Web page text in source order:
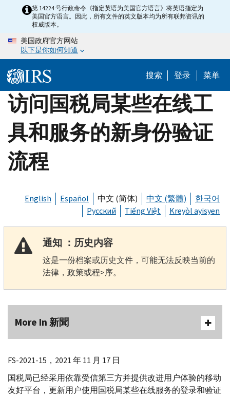
content
第 14224 号行政命令《指定英语为美国官方语言》将英语指定为
美国官方语言。因此，所有文件的英文版本均为所有联邦资讯的
权威版本。
美国政府官方网站
以下是你如何知道
搜索 登录 菜单
访问国税局某些在线工
具和服务的新身份验证
流程
English Español 中文 (简体) 中文 (繁體)
한국어
Русский
Tiếng Việt Kreyòl ayisyen
通知 ：历史内容
这是一份档案或历史文件，可能无法反映当前的
法律，政策或程>序。
More In 新聞
FS-2021-15，2021 年 11 月 17 日
国税局已经采用依靠受信第三方并提供改进用户体验的移动
友好平台，更新用户使用国税局某些在线服务的登录和验证